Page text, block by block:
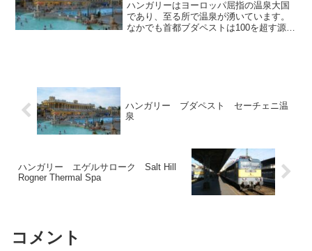
ハンガリーはヨーロッパ屈指の温泉大国
であり、至る所で温泉が湧いています。
なかでも首都ブダペストは100を超す源泉
ハンガリー ブダペスト セーチェニ温
泉
ハンガリー エゲルサローク Salt Hill
Rogner Thermal Spa
コメント